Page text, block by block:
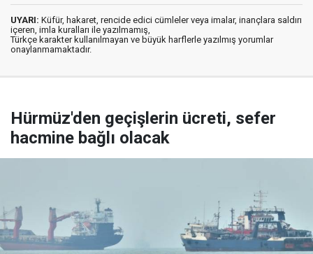
UYARI: Küfür, hakaret, rencide edici cümleler veya imalar, inançlara saldırı
içeren, imla kuralları ile yazılmamış,
Türkçe karakter kullanılmayan ve büyük harflerle yazılmış yorumlar
onaylanmamaktadır.
Hürmüz'den geçişlerin ücreti, sefer
hacmine bağlı olacak